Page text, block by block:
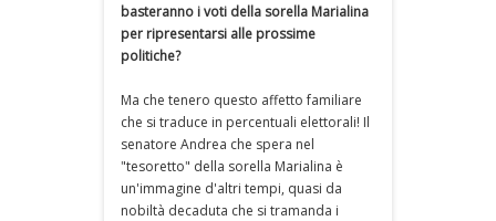
basteranno i voti della sorella Marialina
per ripresentarsi alle prossime
politiche?
Ma che tenero questo affetto familiare
che si traduce in percentuali elettorali! Il
senatore Andrea che spera nel
"tesoretto" della sorella Marialina è
un'immagine d'altri tempi, quasi da
nobiltà decaduta che si tramanda i